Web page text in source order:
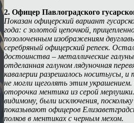
2. Офицер Павлоградского
Показан офицерский вариант
года: с золотой цепочкой,
позолоченным изображениям
серебряный офицерский репеек.
достоинства – металлические
отделанная галуном лядуночная
кавалерии разрешалось носитьусы,
не могли щеголять этим
оторочка ментика из серой
видимому, были исключения,
показывают офицеров
полков в ментиках с черным мехом.